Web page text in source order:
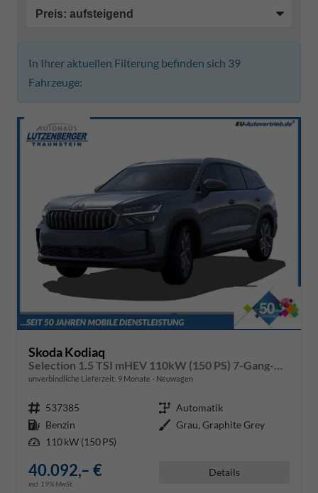
In Ihrer aktuellen Filterung befinden sich 39
Fahrzeuge:
Skoda Kodiaq
unverbindliche Lieferzeit: 9 Monate Neuwagen
Fahrzeugnr. 537385 Getriebe Automatik
Kraftstoff Benzin Außenfarbe Grau, Graphite Grey
Leistung 110 kW (150 PS)
40.092,– €
incl. 19% MwSt.
Details